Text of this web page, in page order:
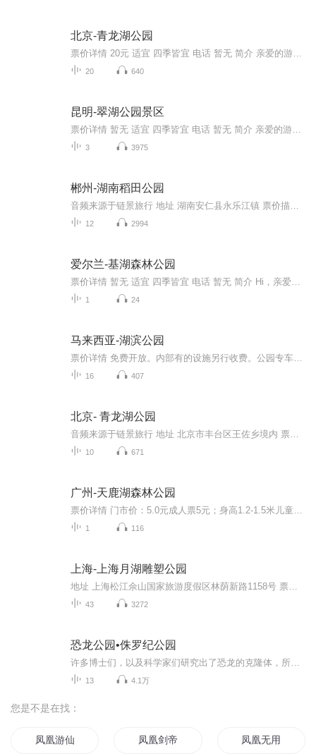
北京-青龙湖公园
20 640
昆明-翠湖公园景区
3 3975
郴州-湖南稻田公园
12 2994
爱尔兰-基湖森林公园
1 24
马来西亚-湖滨公园
16 407
北京- 青龙湖公园
10 671
广州-天鹿湖森林公园
1 116
上海-上海月湖雕塑公园
43 3272
恐龙公园•侏罗纪公园
13 4.1万
您是不是在找：
凤凰游仙 凤凰剑帝 凤凰无用